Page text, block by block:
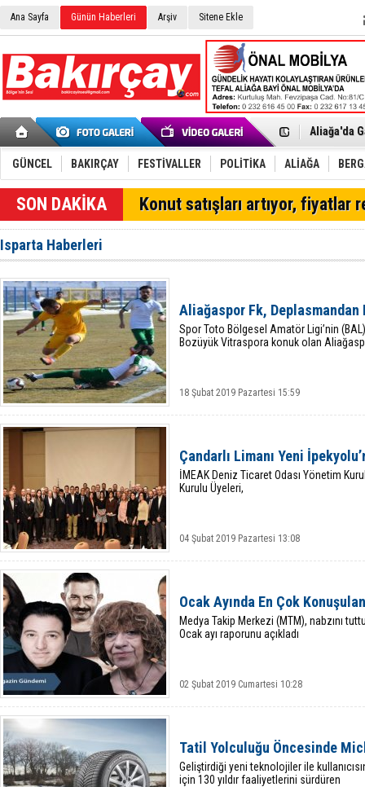
Ana Sayfa Günün Haberleri Arşiv Sitene Ekle
Menemen
Furkan
Chp
AK Parti
SOCAR
Trafiği
Alto,
Chp
Aliağa-
GÜNCEL BAKIRÇAY FESTİVALLER POLİTİKA ALİAĞA
SON DAKİKA Konut satışları artıyor, fiyatlar
Isparta Haberleri
Aliağaspor Fk, Deplasmandan
Spor Toto Bölgesel Amatör Ligi’nin
Bozüyük Vitraspora konuk olan
18 Şubat 2019 Pazartesi 15:59
Çandarlı Limanı Yeni
İMEAK Deniz Ticaret Odası Yönetim
Kurulu Üyeleri,
04 Şubat 2019 Pazartesi 13:08
Ocak Ayında En Çok
Medya Takip Merkezi (MTM), nabzını
Ocak ayı raporunu açıkladı
02 Şubat 2019 Cumartesi 10:28
Tatil Yolculuğu Öncesinde
Geliştirdiği yeni teknolojiler ile
için 130 yıldır faaliyetlerini sürdüren